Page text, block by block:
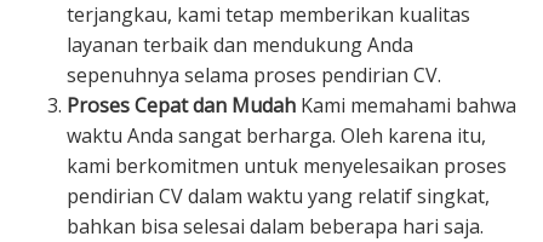
terjangkau, kami tetap memberikan kualitas
layanan terbaik dan mendukung Anda
sepenuhnya selama proses pendirian CV.
Proses Cepat dan Mudah Kami memahami bahwa
waktu Anda sangat berharga. Oleh karena itu,
kami berkomitmen untuk menyelesaikan proses
pendirian CV dalam waktu yang relatif singkat,
bahkan bisa selesai dalam beberapa hari saja.